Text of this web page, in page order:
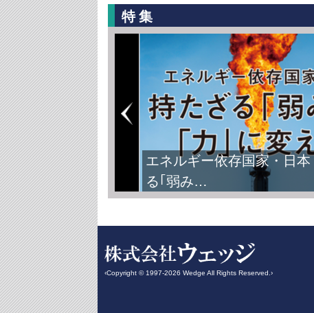
特集
エネルギー依存国家・日
る｢弱み…
‹Copyright © 1997-2026 Wedge All Rights Reserved.›